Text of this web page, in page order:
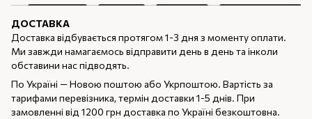
ДОСТАВКА
Доставка відбувається протягом 1-3 дня з моменту оплати.
Ми завжди намагаємось відправити день в день та інколи
обставини нас підводять.
По Україні — Новою поштою або Укрпоштою. Вартість за
тарифами перевізника, термін доставки 1-5 днів. При
замовленні від 1200 грн доставка по Україні безкоштовна.